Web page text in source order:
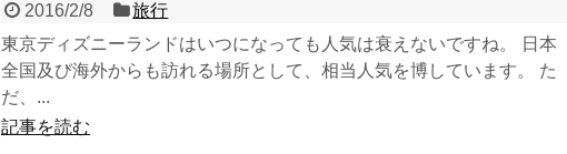
2016/2/8
旅行
東京ディズニーランドはいつになっても人気は衰えないですね。 日本
全国及び海外からも訪れる場所として、相当人気を博しています。 た
だ、...
記事を読む